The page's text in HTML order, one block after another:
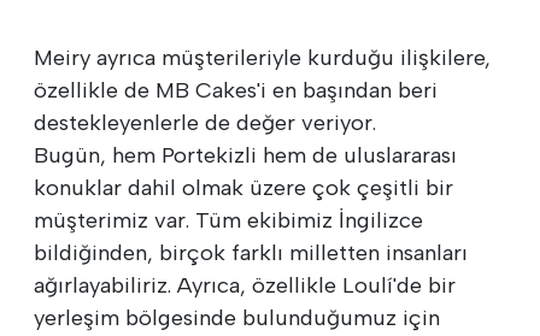
Meiry ayrıca müşterileriyle kurduğu ilişkilere,
özellikle de MB Cakes'i en başından beri
destekleyenlerle de değer veriyor.
Bugün, hem Portekizli hem de uluslararası
konuklar dahil olmak üzere çok çeşitli bir
müşterimiz var. Tüm ekibimiz İngilizce
bildiğinden, birçok farklı milletten insanları
ağırlayabiliriz. Ayrıca, özellikle Loulí'de bir
yerleşim bölgesinde bulunduğumuz için